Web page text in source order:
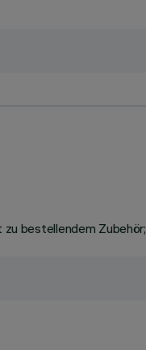
bestellendem Zubehör;